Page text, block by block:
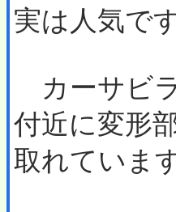
実は人気で
カーサビ
付近に変形
取れていま